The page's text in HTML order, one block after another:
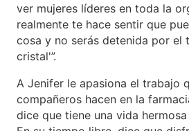
ver mujeres líderes en toda la
realmente te hace sentir que
cosa y no serás detenida por el
cristal'”.
A Jenifer le apasiona el trabajo
compañeros hacen en la
dice que tiene una vida